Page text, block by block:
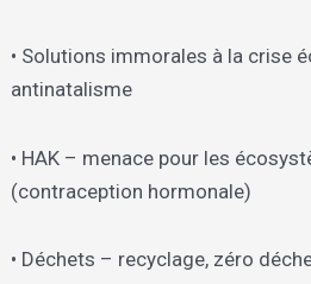
• Solutions immorales à la crise
antinatalisme
• HAK – menace pour les
(contraception hormonale)
• Déchets – recyclage, zéro